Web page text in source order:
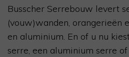
Busscher Serrebouw levert
(vouw)wanden, orangerieën
en aluminium. En of u nu
serre, een aluminium serre